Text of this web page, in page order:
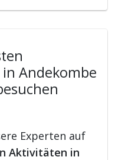
Andekombe
Experten auf
Aktivitäten in